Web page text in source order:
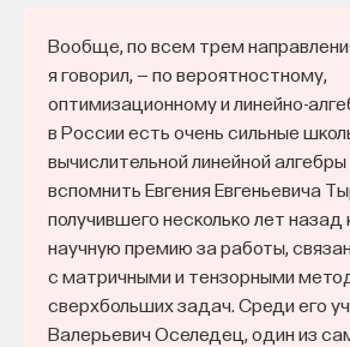
Вообще, по всем трем
я говорил, — по вероятностному,
оптимизационному и линейно-
в России есть очень сильные
вычислительной линейной
вспомнить Евгения Евгеньевича
получившего несколько лет назад
научную премию за работы,
с матричными и тензорными
сверхбольших задач. Среди его
Валерьевич Оселедец, один из